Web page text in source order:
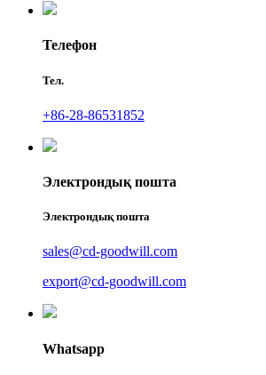
Телефон
Тел.
+86-28-86531852
Электрондық пошта
Электрондық пошта
sales@cd-goodwill.com
export@cd-goodwill.com
Whatsapp